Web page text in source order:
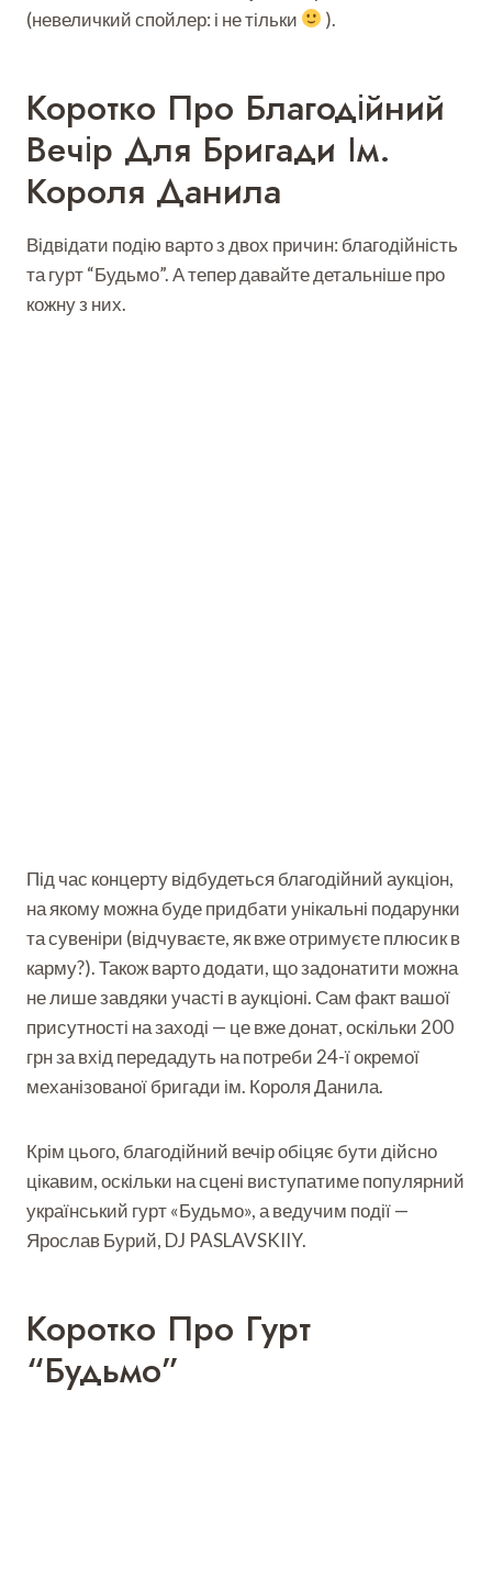
(невеличкий спойлер: і не тільки
).
Коротко Про Благодійний
Вечір Для Бригади Ім.
Короля Данила
Відвідати подію варто з двох причин: благодійність
та гурт “Будьмо”. А тепер давайте детальніше про
кожну з них.
Під час концерту відбудеться благодійний аукціон,
на якому можна буде придбати унікальні подарунки
та сувеніри (відчуваєте, як вже отримуєте плюсик в
карму?). Також варто додати, що задонатити можна
не лише завдяки участі в аукціоні. Сам факт вашої
присутності на заході — це вже донат, оскільки 200
грн за вхід передадуть на потреби 24-ї окремої
механізованої бригади ім. Короля Данила.
Крім цього, благодійний вечір обіцяє бути дійсно
цікавим, оскільки на сцені виступатиме популярний
український гурт «Будьмо», а ведучим події —
Ярослав Бурий, DJ PASLAVSKIIY.
Коротко Про Гурт
“Будьмо”